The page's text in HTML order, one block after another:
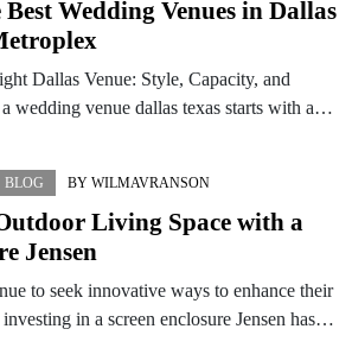
Wedding Venues in Dallas
Dallas Venue: Style, Capacity, and
wedding venue dallas texas starts with a…
BLOG BY WILMAVRANSON
Living Space with a
Jensen
to seek innovative ways to enhance their
in a screen enclosure Jensen has…